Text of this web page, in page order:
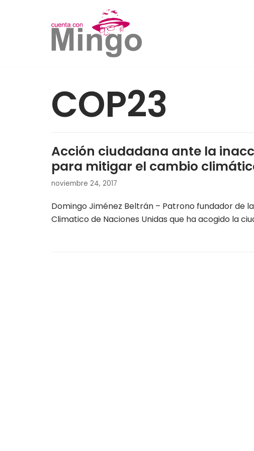
COP23
Acción ciudadana ante la
para mitigar el cambio
noviembre 24, 2017
Domingo Jiménez Beltrán – Patrono fundador de
Climatico de Naciones Unidas que ha acogido la